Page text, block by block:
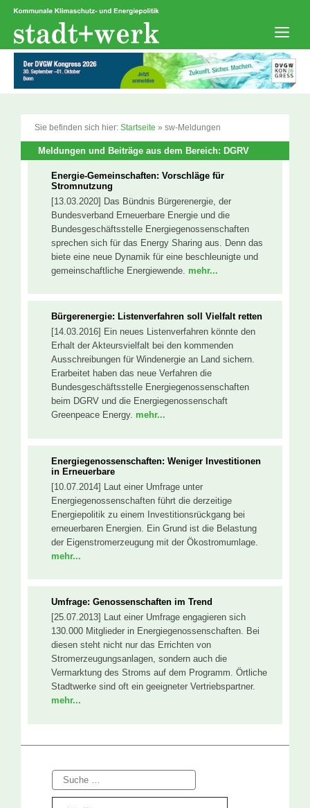
Zum
springen
Sie befinden sich hier: Startseite » sw-Meldungen
Meldungen und Beiträge aus dem Bereich: DGRV
Energie-Gemeinschaften: Vorschläge für
Stromnutzung
[13.03.2020] Das Bündnis Bürgerenergie, der
Bundesverband Erneuerbare Energie und die
Bundesgeschäftsstelle Energiegenossenschaften
sprechen sich für das Energy Sharing aus. Denn das
biete eine neue Dynamik für eine beschleunigte und
gemeinschaftliche Energiewende. mehr...
Bürgerenergie: Listenverfahren soll Vielfalt retten
[14.03.2016] Ein neues Listenverfahren könnte den
Erhalt der Akteursvielfalt bei den kommenden
Ausschreibungen für Windenergie an Land sichern.
Erarbeitet haben das neue Verfahren die
Bundesgeschäftsstelle Energiegenossenschaften
beim DGRV und die Energiegenossenschaft
Greenpeace Energy. mehr...
Energiegenossenschaften: Weniger Investitionen
in Erneuerbare
[10.07.2014] Laut einer Umfrage unter
Energiegenossenschaften führt die derzeitige
Energiepolitik zu einem Investitionsrückgang bei
erneuerbaren Energien. Ein Grund ist die Belastung
der Eigenstromerzeugung mit der Ökostromumlage.
mehr...
Umfrage: Genossenschaften im Trend
[25.07.2013] Laut einer Umfrage engagieren sich
130.000 Mitglieder in Energiegenossenschaften. Bei
diesen steht nicht nur das Errichten von
Stromerzeugungsanlagen, sondern auch die
Vermarktung des Stroms auf dem Programm. Örtliche
Stadtwerke sind oft ein geeigneter Vertriebspartner.
mehr...
Suche